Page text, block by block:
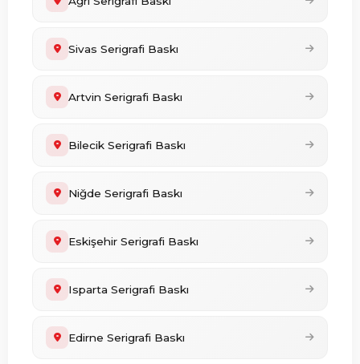
Sivas Serigrafi Baskı
Artvin Serigrafi Baskı
Bilecik Serigrafi Baskı
Niğde Serigrafi Baskı
Eskişehir Serigrafi Baskı
Isparta Serigrafi Baskı
Edirne Serigrafi Baskı